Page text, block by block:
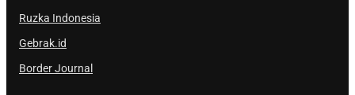
Ruzka Indonesia
Gebrak.id
Border Journal